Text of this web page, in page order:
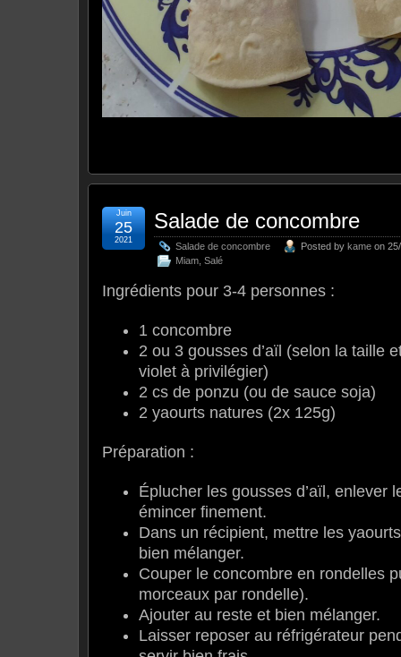
Salade de concombre
Salade de concombre Posted by kame on
Miam Salé
Juin
25
2021
Ingrédients pour 3-4 personnes :
1 concombre
2 ou 3 gousses d’aïl (selon la taille
violet à privilégier)
2 cs de ponzu (ou de sauce soja)
2 yaourts natures (2x 125g)
Préparation :
Éplucher les gousses d’aïl, enlever
émincer finement.
Dans un récipient, mettre les
bien mélanger.
Couper le concombre en rondelles
morceaux par rondelle).
Ajouter au reste et bien mélanger.
Laisser reposer au réfrigérateur